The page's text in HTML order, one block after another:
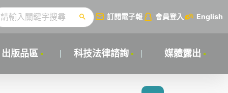
訂閱電子報 會員登入 English
出版品區 科技法律諮詢 媒體露出